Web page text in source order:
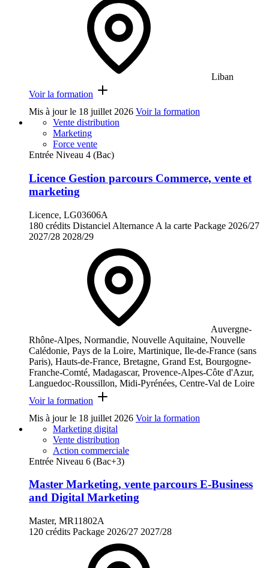
Liban
Voir la formation
Mis à jour le 18 juillet 2026 Voir la formation
Vente distribution
Marketing
Force vente
Entrée Niveau 4 (Bac)
Licence Gestion parcours Commerce, vente et
marketing
Licence, LG03606A
180 crédits Distanciel Alternance A la carte Package 2026/27
2027/28 2028/29
Auvergne-
Rhône-Alpes, Normandie, Nouvelle Aquitaine, Nouvelle
Calédonie, Pays de la Loire, Martinique, Ile-de-France (sans
Paris), Hauts-de-France, Bretagne, Grand Est, Bourgogne-
Franche-Comté, Madagascar, Provence-Alpes-Côte d'Azur,
Languedoc-Roussillon, Midi-Pyrénées, Centre-Val de Loire
Voir la formation
Mis à jour le 18 juillet 2026 Voir la formation
Marketing digital
Vente distribution
Action commerciale
Entrée Niveau 6 (Bac+3)
Master Marketing, vente parcours E-Business
and Digital Marketing
Master, MR11802A
120 crédits Package 2026/27 2027/28